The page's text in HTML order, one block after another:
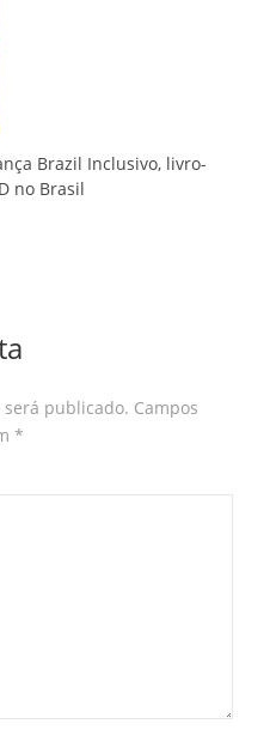
Brazil Inclusivo, livro-
no Brasil
publicado. Campos
*